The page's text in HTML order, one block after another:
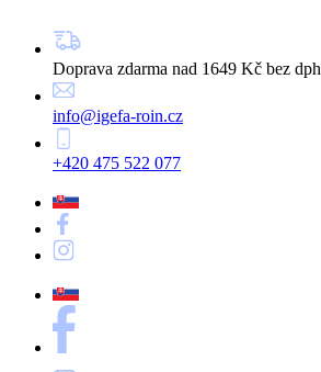
Doprava zdarma nad 1649 Kč bez dph
info@igefa-roin.cz
+420 475 522 077